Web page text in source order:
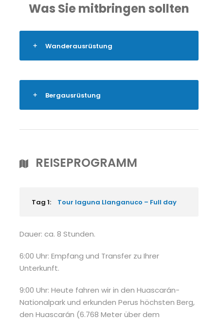
Was Sie mitbringen sollten
Wanderausrüstung
Bergausrüstung
REISEPROGRAMM
Tag 1: Tour laguna Llanganuco – Full day
Dauer: ca. 8 Stunden.
6:00 Uhr: Empfang und Transfer zu Ihrer
Unterkunft.
9:00 Uhr: Heute fahren wir in den Huascarán-
Nationalpark und erkunden Perus höchsten Berg,
den Huascarán (6.768 Meter über dem